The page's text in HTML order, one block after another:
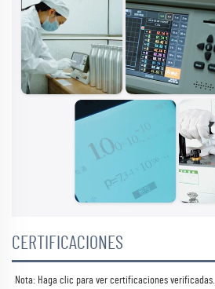
CERTIFICACIONES
Nota: Haga clic para ver certificaciones verificadas.